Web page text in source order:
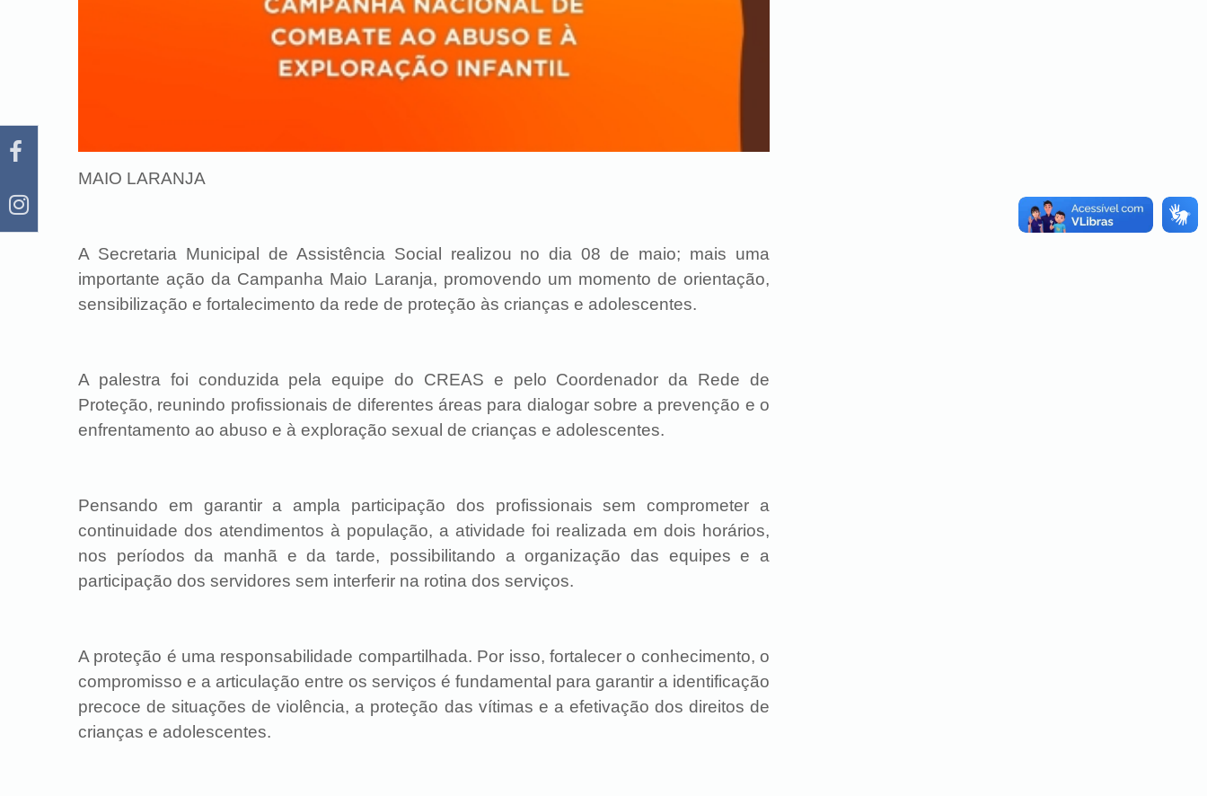
MAIO LARANJA
A Secretaria Municipal de Assistência Social realizou no dia 08 de maio; mais uma
importante ação da Campanha Maio Laranja, promovendo um momento de orientação,
sensibilização e fortalecimento da rede de proteção às crianças e adolescentes.
A palestra foi conduzida pela equipe do CREAS e pelo Coordenador da Rede de
Proteção, reunindo profissionais de diferentes áreas para dialogar sobre a prevenção e o
enfrentamento ao abuso e à exploração sexual de crianças e adolescentes.
Pensando em garantir a ampla participação dos profissionais sem comprometer a
continuidade dos atendimentos à população, a atividade foi realizada em dois horários,
nos períodos da manhã e da tarde, possibilitando a organização das equipes e a
participação dos servidores sem interferir na rotina dos serviços.
A proteção é uma responsabilidade compartilhada. Por isso, fortalecer o conhecimento, o
compromisso e a articulação entre os serviços é fundamental para garantir a identificação
precoce de situações de violência, a proteção das vítimas e a efetivação dos direitos de
crianças e adolescentes.